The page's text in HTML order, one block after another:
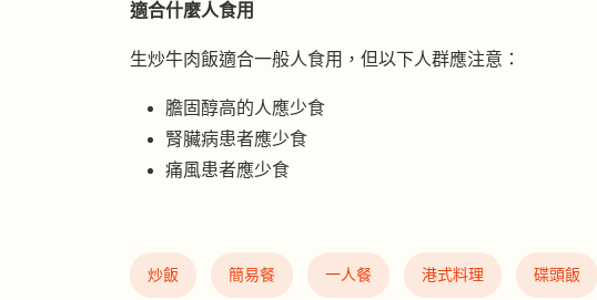
適合什麼人食用
生炒牛肉飯適合一般人食用，但以下人群應注意：
膽固醇高的人應少食
腎臟病患者應少食
痛風患者應少食
炒飯 簡易餐 一人餐 港式料理 碟頭飯